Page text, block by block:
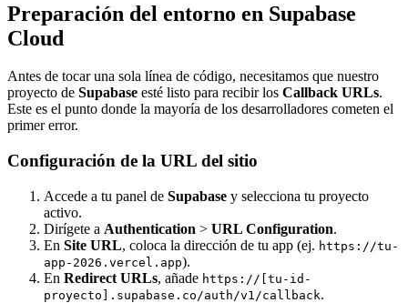
Preparación del entorno en Supabase
Cloud
Antes de tocar una sola línea de código, necesitamos que nuestro
proyecto de Supabase esté listo para recibir los Callback URLs.
Este es el punto donde la mayoría de los desarrolladores cometen el
primer error.
Configuración de la URL del sitio
Accede a tu panel de Supabase y selecciona tu proyecto
activo.
Dirígete a Authentication > URL Configuration.
En Site URL, coloca la dirección de tu app (ej. https://tu-
app-2026.vercel.app).
En Redirect URLs, añade https://[tu-id-
proyecto].supabase.co/auth/v1/callback.